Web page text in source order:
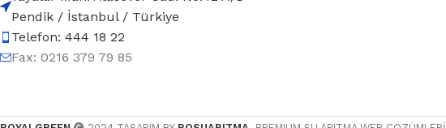
Pendik / İstanbul / Türkiye
Telefon: 444 18 22
Fax: 0216 379 79 85